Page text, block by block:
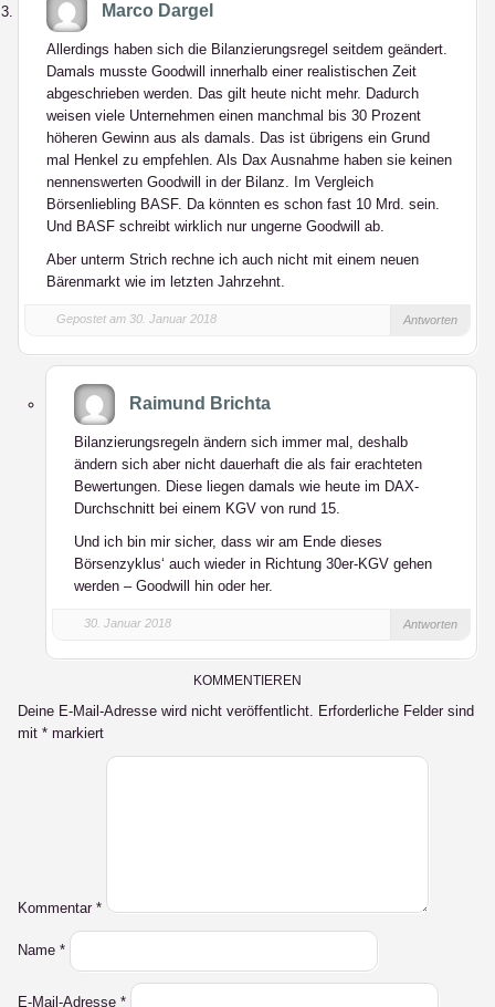
Marco Dargel
Allerdings haben sich die Bilanzierungsregel seitdem geändert.
Damals musste Goodwill innerhalb einer realistischen Zeit
abgeschrieben werden. Das gilt heute nicht mehr. Dadurch
weisen viele Unternehmen einen manchmal bis 30 Prozent
höheren Gewinn aus als damals. Das ist übrigens ein Grund
mal Henkel zu empfehlen. Als Dax Ausnahme haben sie keinen
nennenswerten Goodwill in der Bilanz. Im Vergleich
Börsenliebling BASF. Da könnten es schon fast 10 Mrd. sein.
Und BASF schreibt wirklich nur ungerne Goodwill ab.
Aber unterm Strich rechne ich auch nicht mit einem neuen
Bärenmarkt wie im letzten Jahrzehnt.
Gepostet am 30. Januar 2018 Antworten
Raimund Brichta
Bilanzierungsregeln ändern sich immer mal, deshalb
ändern sich aber nicht dauerhaft die als fair erachteten
Bewertungen. Diese liegen damals wie heute im DAX-
Durchschnitt bei einem KGV von rund 15.
Und ich bin mir sicher, dass wir am Ende dieses
Börsenzyklus‘ auch wieder in Richtung 30er-KGV gehen
werden – Goodwill hin oder her.
30. Januar 2018 Antworten
KOMMENTIEREN
Deine E-Mail-Adresse wird nicht veröffentlicht. Erforderliche Felder sind
mit * markiert
Kommentar *
Name *
E-Mail-Adresse *